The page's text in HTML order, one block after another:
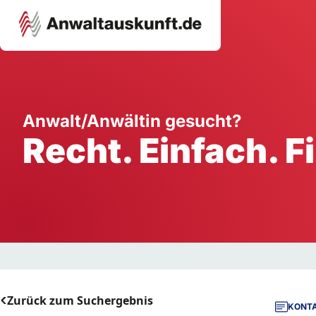
Ausbildung
Handwerk
Dienstleistung
Anwalt/Anwältin gesucht?
Recht. Einfach.
Zurück zum Suchergebnis